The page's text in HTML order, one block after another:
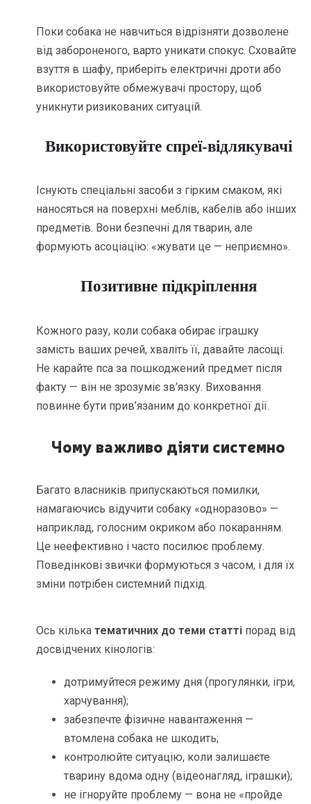
Поки собака не навчиться відрізняти дозволене
від забороненого, варто уникати спокус. Сховайте
взуття в шафу, приберіть електричні дроти або
використовуйте обмежувачі простору, щоб
уникнути ризикованих ситуацій.
Використовуйте спреї-відлякувачі
Існують спеціальні засоби з гірким смаком, які
наносяться на поверхні меблів, кабелів або інших
предметів. Вони безпечні для тварин, але
формують асоціацію: «жувати це — неприємно».
Позитивне підкріплення
Кожного разу, коли собака обирає іграшку
замість ваших речей, хваліть її, давайте ласощі.
Не карайте пса за пошкоджений предмет після
факту — він не зрозуміє зв’язку. Виховання
повинне бути прив’язаним до конкретної дії.
Чому важливо діяти системно
Багато власників припускаються помилки,
намагаючись відучити собаку «одноразово» —
наприклад, голосним окриком або покаранням.
Це неефективно і часто посилює проблему.
Поведінкові звички формуються з часом, і для їх
зміни потрібен системний підхід.
Ось кількатематичних до теми статті порад від
досвідчених кінологів:
дотримуйтеся режиму дня (прогулянки, ігри,
харчування);
забезпечте фізичне навантаження —
втомлена собака не шкодить;
контролюйте ситуацію, коли залишаєте
тварину вдома одну (відеонагляд, іграшки);
не ігноруйте проблему — вона не «пройде